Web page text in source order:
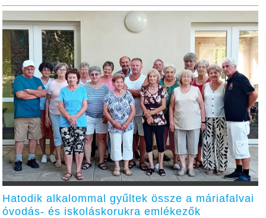
Hatodik alkalommal gyűltek össze a máriafalvai
óvodás- és iskoláskorukra emlékezők